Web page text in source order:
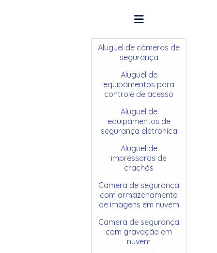
Aluguel de câmeras de
segurança
Aluguel de
equipamentos para
controle de acesso
Aluguel de
equipamentos de
segurança eletronica
Aluguel de
impressoras de
crachás
Camera de segurança
com armazenamento
de imagens em nuvem
Camera de segurança
com gravação em
nuvem